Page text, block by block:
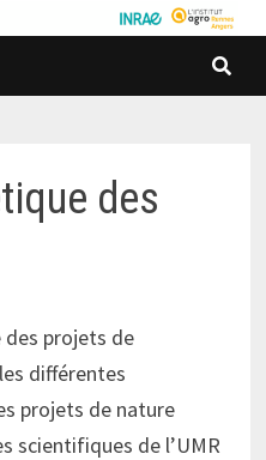
des
des projets de
différentes
projets de nature
scientifiques de l’UMR